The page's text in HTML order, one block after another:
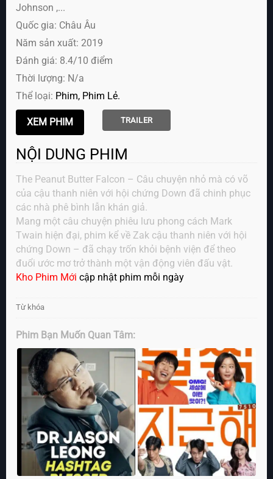
Johnson ,...
Quốc gia: Châu Âu
Năm sản xuất: 2019
Đánh giá: 8.4/10 điểm
Thời lượng: N/a
Thể loại: Phim Phim Lẻ
TRAILER
NỘI DUNG PHIM
The Peanut Butter Falcon – Câu chuyện nhỏ mà có võ
của cậu thanh niên với hội chứng Down đã chinh phục
các nhà phê bình lẫn khán giả.
Mang một câu chuyện phiêu lưu phong cách Mark
Twain hiện đại, phim kể về Zak cậu thanh niên với hội
chứng Down – đã chạy trốn khỏi bệnh viện để theo
đuổi ước mơ trở thành một vận động viên đấu vật.
Kho Phim Mới cập nhật phim mỗi ngày
Từ khóa
Phim Bạn Muốn Quan Tâm: